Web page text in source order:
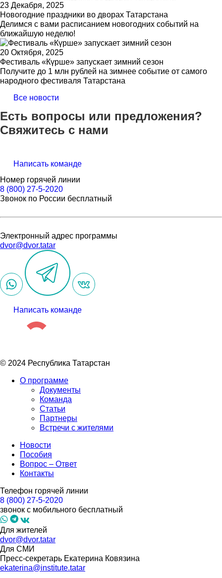
23 Декабря, 2025
Новогодние праздники во дворах Татарстана
Делимся с вами расписанием новогодних событий на
ближайшую неделю!
20 Октября, 2025
Фестиваль «Күрше» запускает зимний сезон
Получите до 1 млн рублей на зимнее событие от самого
народного фестиваля Татарстана
Все новости
Есть вопросы или предложения?
Свяжитесь с нами
Написать команде
Номер горячей линии
8 (800) 27-5-2020
Звонок по России бесплатный
Электронный адрес программы
dvor@dvor.tatar
Написать команде
© 2024 Республика Татарстан
О программе
Документы
Команда
Статьи
Партнеры
Встречи с жителями
Новости
Пособия
Вопрос – Ответ
Контакты
Телефон горячей линии
8 (800) 27-5-2020
звонок с мобильного бесплатный
Для жителей
dvor@dvor.tatar
Для СМИ
Пресс-секретарь Екатерина Ковязина
ekaterina@institute.tatar